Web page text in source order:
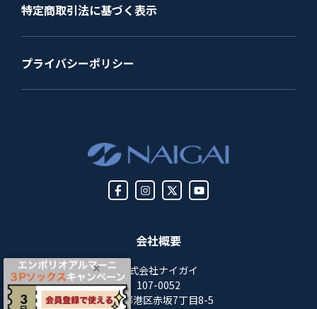
会社概要
株式会社ナイガイ
107-0052
東京都港区赤坂7丁目8-5
特定商取引法に基づく表示
プライバシーポリシー